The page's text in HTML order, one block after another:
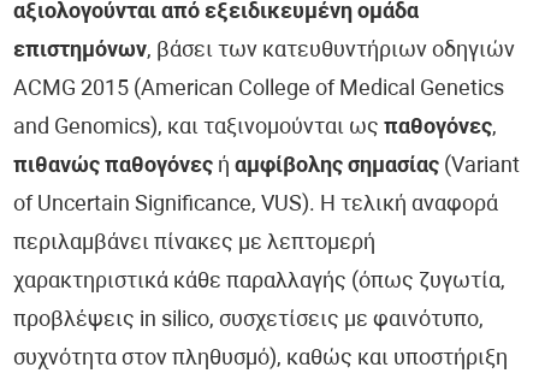
αξιολογούνται από εξειδικευμένη ομάδα
επιστημόνων, βάσει των κατευθυντήριων οδηγιών
ACMG 2015 (American College of Medical Genetics
and Genomics), και ταξινομούνται ωςπαθογόνες,
πιθανώς παθογόνες ήαμφίβολης σημασίας (Variant
of Uncertain Significance, VUS). Η τελική αναφορά
περιλαμβάνει πίνακες με λεπτομερή
χαρακτηριστικά κάθε παραλλαγής (όπως ζυγωτία,
προβλέψεις in silico, συσχετίσεις με φαινότυπο,
συχνότητα στον πληθυσμό), καθώς και υποστήριξη